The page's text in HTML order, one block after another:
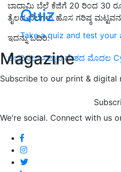
Quiz
Take a quiz and test
Magazine
Subscribe to our print & digital
We're social. Connect with us
ಬಾದಾಮಿ ಬೆಲೆ ಕೆಜಿಗೆ 20 ರಿಂದ 30
ತೈಲದ ಬೆಲೆಗಳು ಹೊಸ ಗರಿಷ್ಠ
ಇದನ್ನು ಓದಿರಿ:
ಅಬ್ಬರಿಸಲು ಸಜ್ಜಾದ ದೇಶದ ಮೊದಲ